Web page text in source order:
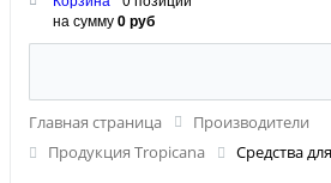
на сумму0 руб
Главная страница
Производители
Продукция Tropicana
Средства